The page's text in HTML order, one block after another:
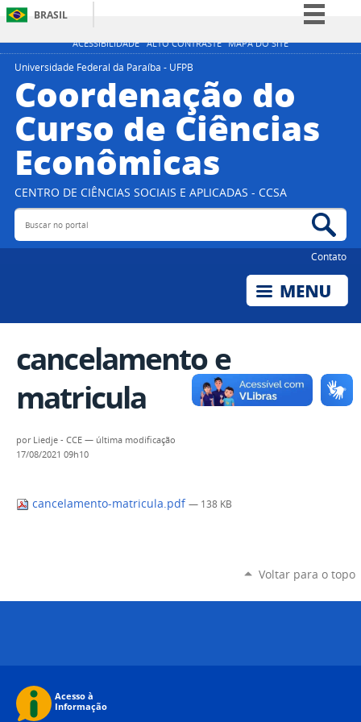
ACESSIBILIDADE ALTO CONTRASTE MAPA DO SITE
BRASIL
Simplifique!
Participe
Acesso à informação
Legislação
Universidade Federal da Paraíba - UFPB
Coordenação do
Curso de Ciências
Econômicas
CENTRO DE CIÊNCIAS SOCIAIS E APLICADAS - CCSA
Buscar no portal
Contato
cancelamento e
matricula
por Liedje - CCE — última modificação
17/08/2021 09h10
cancelamento-matricula.pdf — 138 KB
Voltar para o topo